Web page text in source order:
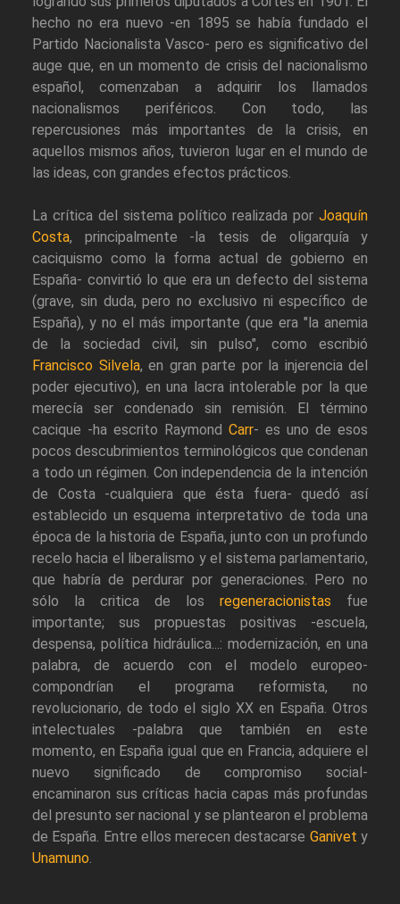
hecho no era nuevo -en 1895 se había fundado el
Partido Nacionalista Vasco- pero es significativo del
auge que, en un momento de crisis del nacionalismo
español, comenzaban a adquirir los llamados
nacionalismos periféricos. Con todo, las
repercusiones más importantes de la crisis, en
aquellos mismos años, tuvieron lugar en el mundo de
las ideas, con grandes efectos prácticos.
La crítica del sistema político realizada por Joaquín
Costa, principalmente -la tesis de oligarquía y
caciquismo como la forma actual de gobierno en
España- convirtió lo que era un defecto del sistema
(grave, sin duda, pero no exclusivo ni específico de
España), y no el más importante (que era "la anemia
de la sociedad civil, sin pulso", como escribió
Francisco Silvela, en gran parte por la injerencia del
poder ejecutivo), en una lacra intolerable por la que
merecía ser condenado sin remisión. El término
cacique -ha escrito Raymond Carr- es uno de esos
pocos descubrimientos terminológicos que condenan
a todo un régimen. Con independencia de la intención
de Costa -cualquiera que ésta fuera- quedó así
establecido un esquema interpretativo de toda una
época de la historia de España, junto con un profundo
recelo hacia el liberalismo y el sistema parlamentario,
que habría de perdurar por generaciones. Pero no
sólo la critica de los regeneracionistas fue
importante; sus propuestas positivas -escuela,
despensa, política hidráulica...: modernización, en una
palabra, de acuerdo con el modelo europeo-
compondrían el programa reformista, no
revolucionario, de todo el siglo XX en España. Otros
intelectuales -palabra que también en este
momento, en España igual que en Francia, adquiere el
nuevo significado de compromiso social-
encaminaron sus críticas hacia capas más profundas
del presunto ser nacional y se plantearon el problema
de España. Entre ellos merecen destacarse Ganivet y
Unamuno.